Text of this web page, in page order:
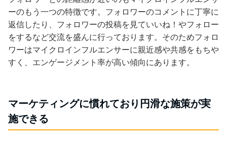
ーのもう一つの特徴です。フォロワーのコメントに丁寧に
返信したり、フォロワーの投稿を見ていいね！やフォロー
をするなど交流を盛んに行っております。そのためフォロ
ワーはマイクロインフルエンサーに親近感や共感をもちや
すく、エンゲージメント率が高い傾向にあります。
マーケティングに慣れており円滑な施策が実
施できる